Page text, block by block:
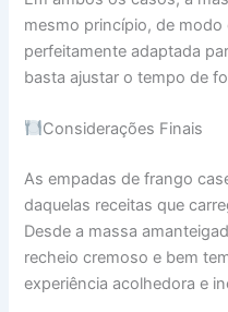
mesmo princípio, de
perfeitamente adaptada
basta ajustar o tempo de
Considerações Finais
As empadas de frango
daquelas receitas que
Desde a massa
recheio cremoso e bem
experiência acolhedora e